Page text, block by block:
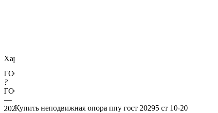
Купить неподвижная опора ппу гост 20295 ст 10-20
Характеристики
ГОСТ несущей трубы
?
ГОСТ основной трубы
—
20295